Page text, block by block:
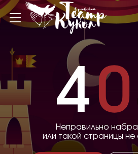
Неправильно
или такой страницы не